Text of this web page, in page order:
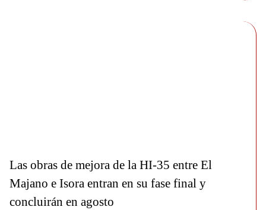
Las obras de mejora de la HI-35 entre El
Majano e Isora entran en su fase final y
concluirán en agosto